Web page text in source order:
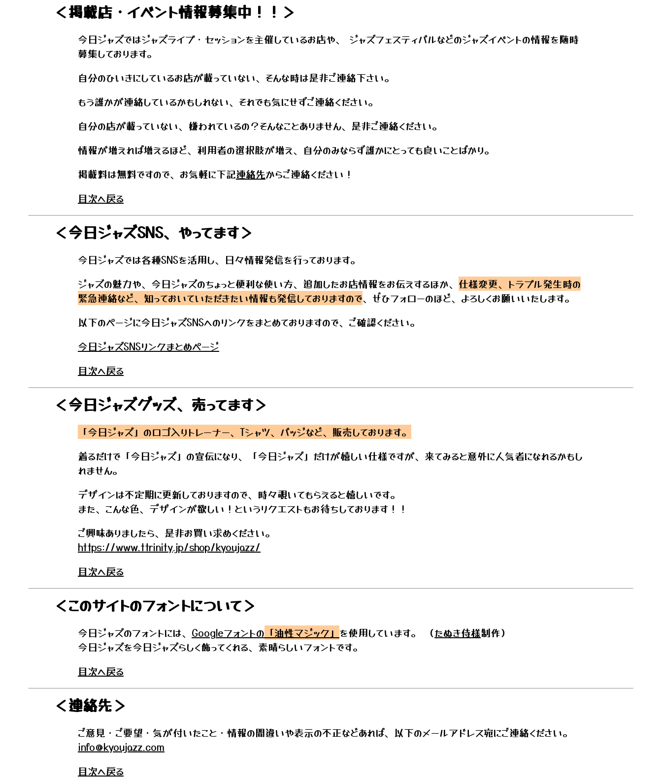
＜掲載店・イベント情報募集中！！＞
今日ジャズではジャズライブ・セッションを主催しているお店や、 ジャズフェスティバルなどのジャズイベントの情報を随時
募集しております。
自分のひいきにしているお店が載っていない、そんな時は是非ご連絡下さい。
もう誰かが連絡しているかもしれない、それでも気にせずご連絡ください。
自分の店が載っていない、嫌われているの？そんなことありません、是非ご連絡ください。
情報が増えれば増えるほど、利用者の選択肢が増え、自分のみならず誰かにとっても良いことばかり。
掲載料は無料ですので、お気軽に下記連絡先からご連絡ください！
目次へ戻る
＜今日ジャズSNS、やってます＞
今日ジャズでは各種SNSを活用し、日々情報発信を行っております。
ジャズの魅力や、今日ジャズのちょっと便利な使い方、追加したお店情報をお伝えするほか、 仕様変更、トラブル発生時の
緊急連絡など、知っておいていただきたい情報も発信しておりますので、ぜひフォローのほど、よろしくお願いいたします。
以下のページに今日ジャズSNSへのリンクをまとめておりますので、ご確認ください。
今日ジャズSNSリンクまとめページ
目次へ戻る
＜今日ジャズグッズ、売ってます＞
「今日ジャズ」のロゴ入りトレーナー、Tシャツ、バッジなど、販売しております。
着るだけで「今日ジャズ」の宣伝になり、「今日ジャズ」だけが嬉しい仕様ですが、来てみると意外に人気者になれるかもし
れません。
デザインは不定期に更新しておりますので、時々覗いてもらえると嬉しいです。
また、こんな色、デザインが欲しい！というリクエストもお待ちしております！！
ご興味ありましたら、是非お買い求めください。
https://www.ttrinity.jp/shop/kyoujazz/
目次へ戻る
＜このサイトのフォントについて＞
今日ジャズのフォントには、 Googleフォントの 「油性マジック」 を使用しています。 （たぬき侍様制作）
今日ジャズを今日ジャズらしく飾ってくれる、素晴らしいフォントです。
目次へ戻る
＜連絡先＞
ご意見・ご要望・気が付いたこと・情報の間違いや表示の不正などあれば、以下のメールアドレス宛にご連絡ください。
info@kyoujazz.com
目次へ戻る